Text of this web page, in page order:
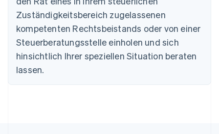
Zuständigkeitsbereich zugelassenen
kompetenten Rechtsbeistands oder von einer
Steuerberatungsstelle einholen und sich
hinsichtlich Ihrer speziellen Situation beraten
lassen.
DeutschEnglish
Estland
English
Festlandchina
简体中文English
Finnland
Frankreich
FrançaisEnglish